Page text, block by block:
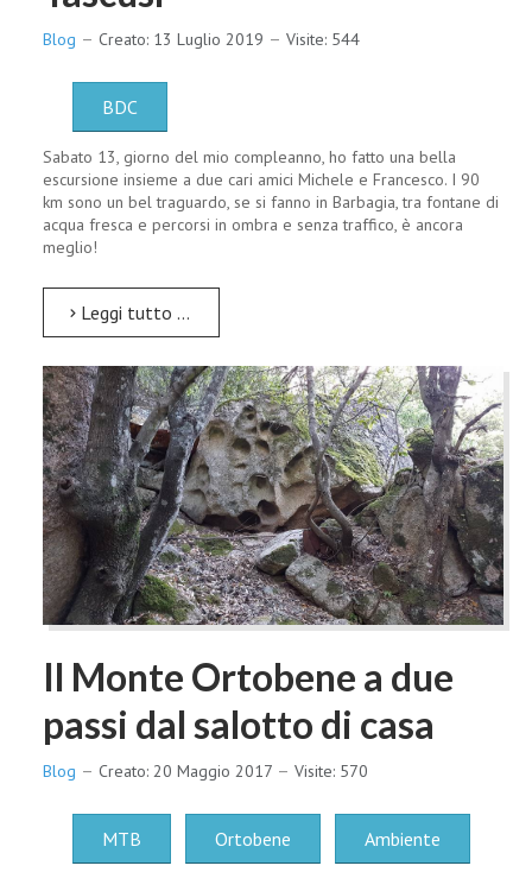
Blog Creato: 13 Luglio 2019 Visite: 544
BDC
Sabato 13, giorno del mio compleanno, ho fatto una bella
escursione insieme a due cari amici Michele e Francesco. I 90
km sono un bel traguardo, se si fanno in Barbagia, tra fontane di
acqua fresca e percorsi in ombra e senza traffico, è ancora
meglio!
Leggi tutto …
Il Monte Ortobene a due
passi dal salotto di casa
Blog Creato: 20 Maggio 2017 Visite: 570
MTB Ortobene Ambiente